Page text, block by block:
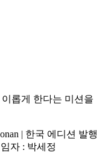
롭게 한다는 미션을
| 한국 에디션 발행
자 : 박세정